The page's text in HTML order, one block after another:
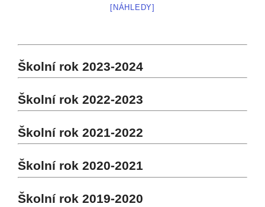
[NÁHLEDY]
Školní rok 2023-2024
Školní rok 2022-2023
Školní rok 2021-2022
Školní rok 2020-2021
Školní rok 2019-2020